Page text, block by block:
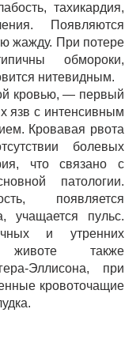
тахикардия,
Появляются
жажду. При потере
обмороки,
нитевидным.
кровью, — первый
язв с интенсивным
Кровавая рвота
болевых
что связано с
патологии.
появляется
учащается пульс.
и утренних
также
Эллисона, при
кровоточащие